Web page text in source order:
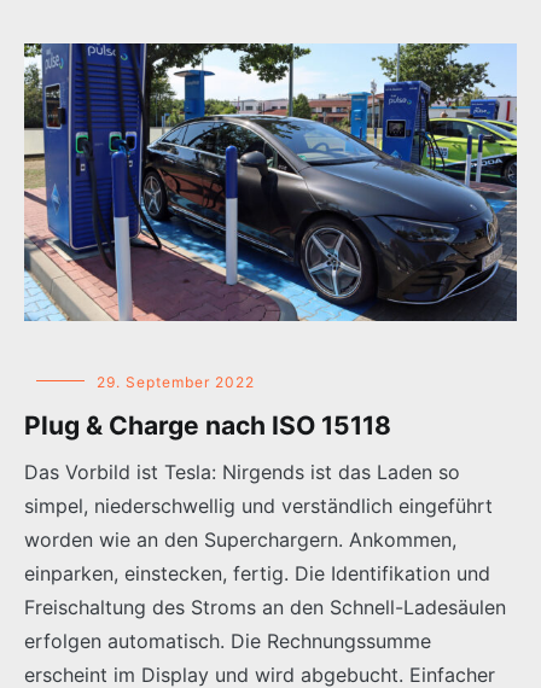
29. September 2022
Plug & Charge nach ISO 15118
Das Vorbild ist Tesla: Nirgends ist das Laden so
simpel, niederschwellig und verständlich eingeführt
worden wie an den Superchargern. Ankommen,
einparken, einstecken, fertig. Die Identifikation und
Freischaltung des Stroms an den Schnell-Ladesäulen
erfolgen automatisch. Die Rechnungssumme
erscheint im Display und wird abgebucht. Einfacher